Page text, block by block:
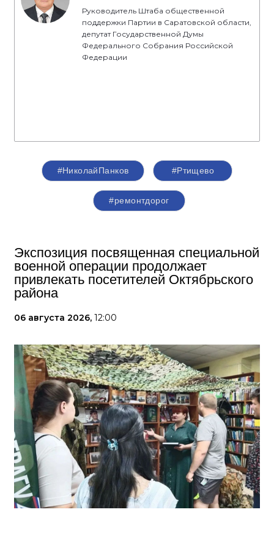
Руководитель Штаба общественной
поддержки Партии в Саратовской области,
депутат Государственной Думы
Федерального Собрания Российской
Федерации
#НиколайПанков #Ртищево
#ремонтдорог
Экспозиция посвященная специальной
военной операции продолжает
привлекать посетителей Октябрьского
района
06 августа 2026, 12:00